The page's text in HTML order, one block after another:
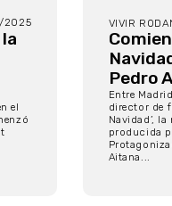
el
VIVIR
Pedro
Entre
director de
Navidad’,
producida
Aitana...